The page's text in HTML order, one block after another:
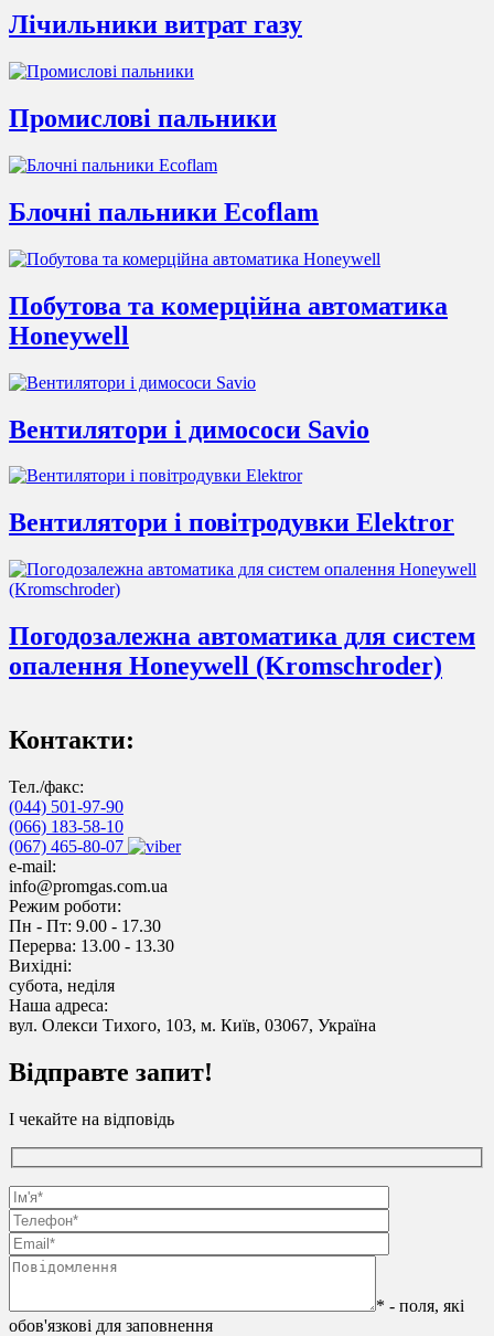
Лічильники витрат газу
Промислові пальники
Блочні пальники Ecoflam
Побутова та комерційна автоматика
Honeywell
Вентилятори і димососи Savio
Вентилятори і повітродувки Elektror
Погодозалежна автоматика для систем
опалення Honeywell (Kromschroder)
Контакти:
Тел./факс:
(044) 501-97-90
(066) 183-58-10
(067) 465-80-07
e-mail:
info@promgas.com.ua
Режим роботи:
Пн - Пт: 9.00 - 17.30
Перерва: 13.00 - 13.30
Вихідні:
субота, неділя
Наша адреса:
вул. Олекси Тихого, 103, м. Київ, 03067, Україна
Відправте запит!
І чекайте на відповідь
* - поля, які
обов'язкові для заповнення